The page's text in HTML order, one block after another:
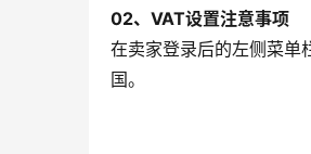
02、 VAT设置注意事项
在卖家登录后的左侧菜单
国。